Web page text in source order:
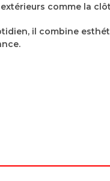
comme la
il combine